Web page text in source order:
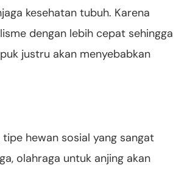
kesehatan tubuh. Karena
dengan lebih cepat sehingga
justru akan menyebabkan
hewan sosial yang sangat
olahraga untuk anjing akan